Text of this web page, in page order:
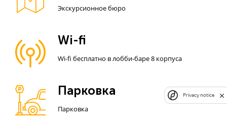
Экскурсионное бюро
Wi-fi
Wi-fi бесплатно в лобби-баре 8 корпуса
Парковка
Парковка
Privacy notice